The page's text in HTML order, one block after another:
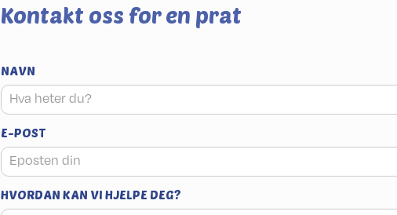
Kontakt oss for en prat
NAVN
E-POST
HVORDAN KAN VI HJELPE DEG?